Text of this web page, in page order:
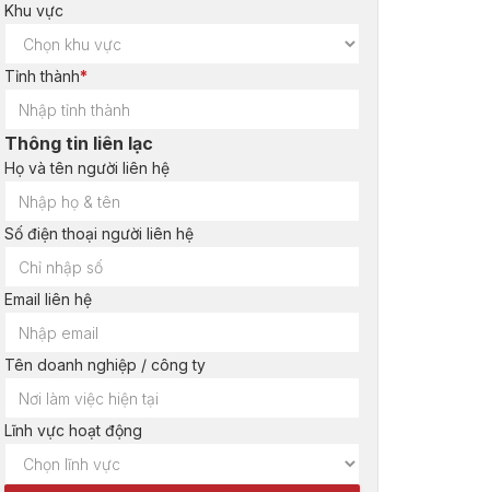
Khu vực
Tỉnh thành*
Thông tin liên lạc
Họ và tên người liên hệ
Số điện thoại người liên hệ
Email liên hệ
Tên doanh nghiệp / công ty
Lĩnh vực hoạt động